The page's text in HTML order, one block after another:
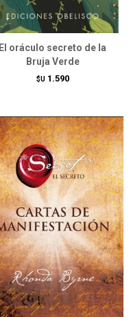
El oráculo secreto de la
Bruja Verde
$U 1.590